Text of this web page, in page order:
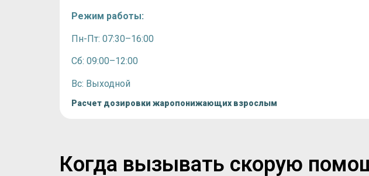
Режим работы:
Пн-Пт: 07:30–16:00
Сб: 09:00–12:00
Вс: Выходной
Расчет дозировки жаропонижающих взрослым
Когда вызывать скорую